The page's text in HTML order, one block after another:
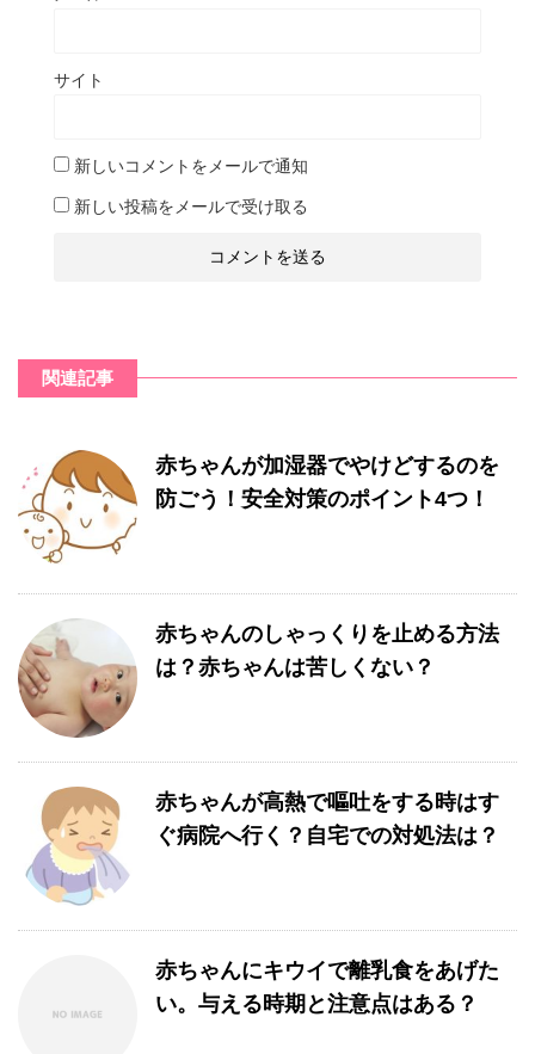
サイト
新しいコメントをメールで通知
新しい投稿をメールで受け取る
関連記事
赤ちゃんが加湿器でやけどするのを
防ごう！安全対策のポイント4つ！
赤ちゃんのしゃっくりを止める方法
は？赤ちゃんは苦しくない？
赤ちゃんが高熱で嘔吐をする時はす
ぐ病院へ行く？自宅での対処法は？
赤ちゃんにキウイで離乳食をあげた
い。与える時期と注意点はある？